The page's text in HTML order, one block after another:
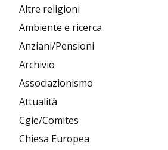
Altre religioni
Ambiente e ricerca
Anziani/Pensioni
Archivio
Associazionismo
Attualità
Cgie/Comites
Chiesa Europea